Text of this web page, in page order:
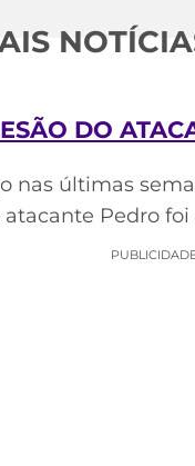
DO
nas últimas
Pedro